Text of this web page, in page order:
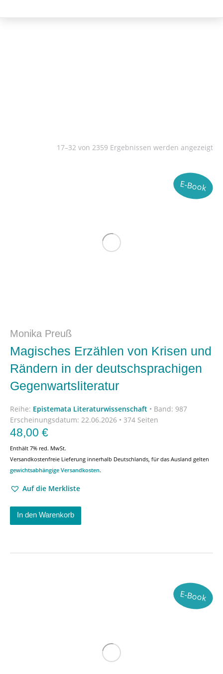
17–32 von 2359 Ergebnissen werden angezeigt
E-Book
Monika Preuß
Magisches Erzählen von Krisen und
Rändern in der deutschsprachigen
Gegenwartsliteratur
Reihe: Epistemata Literaturwissenschaft • Band: 987
Erscheinungsdatum: 22.06.2026 • 374 Seiten
48,00 €
Enthält 7% red. MwSt.
Versandkostenfreie Lieferung innerhalb Deutschlands, für das Ausland gelten
gewichtsabhängige Versandkosten.
Auf die Merkliste
In den Warenkorb
E-Book